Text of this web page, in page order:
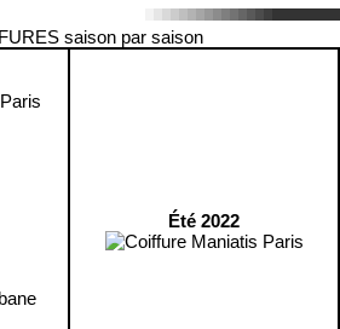
Été 2022